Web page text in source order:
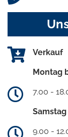
Verkauf
Montag
7.00 -
Samstag
9.00 -